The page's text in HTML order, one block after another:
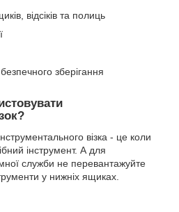
відсіків та полиць
зберігання
візка - це коли
інструмент. А для
служби не перевантажуйте
у нижніх ящиках.